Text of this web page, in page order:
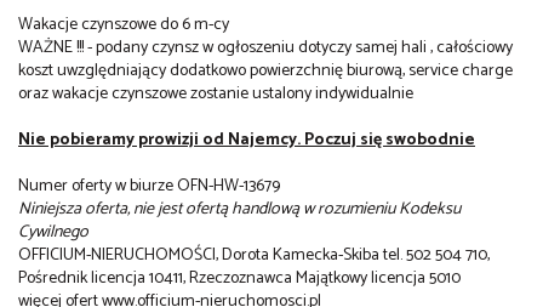
Wakacje czynszowe do 6 m-cy
WAŻNE !!! - podany czynsz w ogłoszeniu dotyczy samej hali , całościowy
koszt uwzględniający dodatkowo powierzchnię biurową, service charge
oraz wakacje czynszowe zostanie ustalony indywidualnie
Nie pobieramy prowizji od Najemcy. Poczuj się swobodnie
Numer oferty w biurze OFN-HW-13679
Niniejsza oferta, nie jest ofertą handlową w rozumieniu Kodeksu
Cywilnego
OFFICIUM-NIERUCHOMOŚCI, Dorota Kamecka-Skiba tel. 502 504 710,
Pośrednik licencja 10411, Rzeczoznawca Majątkowy licencja 5010